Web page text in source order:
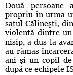
Două persoane
propriu în urma
satul Călineşti,
violentă dintre
nisip, a dus la
au rămas
ani şi un copil
după ce echipele